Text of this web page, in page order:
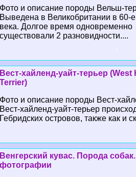
Фото и описание породы Вельш-
Выведена в Великобритании в 60-
века. Долгое время одновременно
существовали 2 разновидности....
Вест-хайленд-уайт-терьер (West
Terrier)
Фото и описание породы Вест-
Вест-хайленд-уайт-терьер
Гебридских островов, также как и
Венгерский кувас. Порода
фотографии